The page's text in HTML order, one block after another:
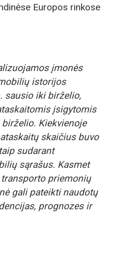
Europos rinkose
įmonės
istorijos
sausio iki birželio,
įsigytomis
Kiekvienoje
skaičius buvo
sudarant
sąrašus. Kasmet
priemonių
gali pateikti naudotų
prognozes ir